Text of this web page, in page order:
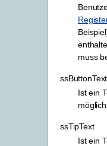
muss
ssButtonText
Ist ein
ssTipText
Ist ein